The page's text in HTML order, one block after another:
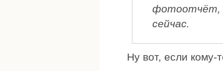
фотоотчёт,
сейчас.
Ну вот, если кому-